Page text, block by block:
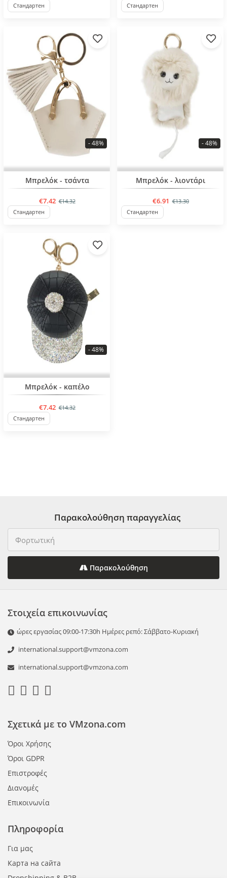
Стандартен Стандартен
BESTSELLER
Μπρελόκ - τσάντα
€7.42 €14.32
- 48%
Стандартен
BESTSELLER
Μπρελόκ - λιοντάρι
€6.91 €13.30
- 48%
Стандартен
BESTSELLER
Μπρελόκ - καπέλο
€7.42 €14.32
- 48%
Стандартен
Παρακολούθηση παραγγελίας
Παρακολούθηση
Στοιχεία επικοινωνίας
ώρες εργασίας 09:00-17:30h Ημέρες ρεπό: Σάββατο-Κυριακή
international.support@vmzona.com
international.support@vmzona.com
Πληροφορία
Για μας
Карта на сайта
Σχετικά με το VMzona.com
Όροι Χρήσης
Όροι GDPR
Επιστροφές
Διανομές
Επικοινωνία